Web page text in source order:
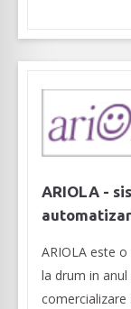
ARIOLA -
ARIOLA este
la drum in
comercializare